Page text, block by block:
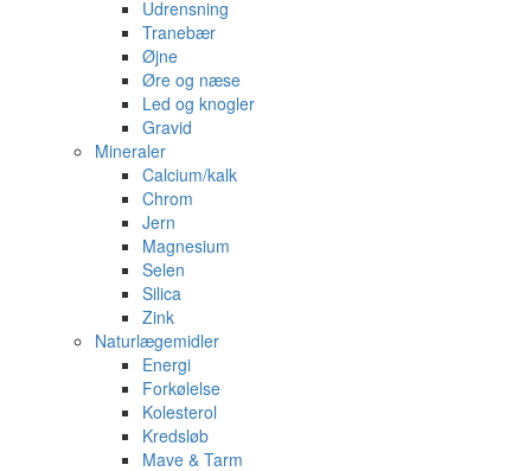
Udrensning
Tranebær
Øjne
Øre og næse
Led og knogler
Gravid
Mineraler
Calcium/kalk
Chrom
Jern
Magnesium
Selen
Silica
Zink
Naturlægemidler
Energi
Forkølelse
Kolesterol
Kredsløb
Mave & Tarm